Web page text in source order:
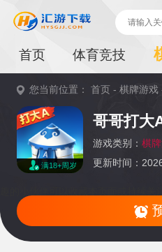
首页 体育竞技
您当前位置：首页 -棋牌游戏
满18+周岁
哥哥打大
游戏类别： 棋
更新时间：